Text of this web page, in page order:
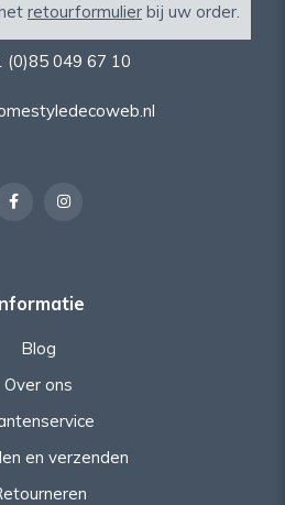
retourformulier bij uw order.
(0)85 049 67 10
Blog
Over ons
en verzenden